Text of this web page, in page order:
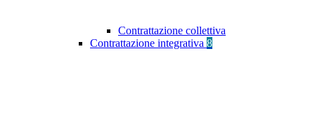
Contrattazione collettiva
Contrattazione integrativa 8